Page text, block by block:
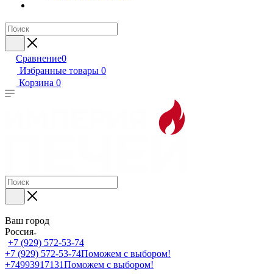
Сравнение0
Избранные товары 0
Корзина 0
Ваш город
Россия
+7 (929) 572-53-74
+7 (929) 572-53-74Поможем с выбором!
+74993917131Поможем с выбором!